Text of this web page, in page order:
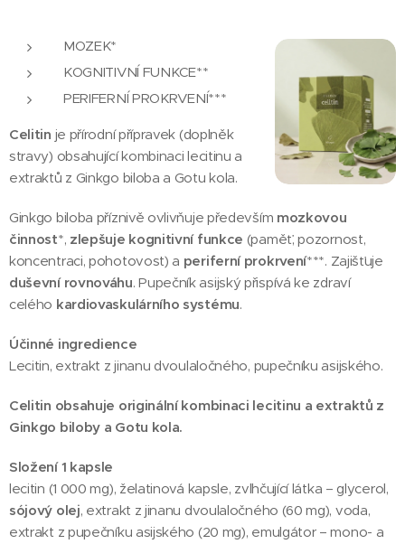
MOZEK*
KOGNITIVNÍ FUNKCE**
PERIFERNÍ PROKRVENÍ***
Celitin je přírodní přípravek (doplněk
stravy) obsahující kombinaci lecitinu a
extraktů z Ginkgo biloba a Gotu kola.
Ginkgo biloba příznivě ovlivňuje především mozkovou
činnost*, zlepšuje kognitivní funkce (paměť, pozornost,
koncentraci, pohotovost) a periferní prokrvení***. Zajišťuje
duševní rovnováhu. Pupečník asijský přispívá ke zdraví
celého kardiovaskulárního systému.
Účinné ingredience
Lecitin, extrakt z jinanu dvoulaločného, pupečníku asijského.
Celitin obsahuje originální kombinaci lecitinu a extraktů z
Ginkgo biloby a Gotu kola.
Složení 1 kapsle
lecitin (1 000 mg), želatinová kapsle, zvlhčující látka – glycerol,
sójový olej, extrakt z jinanu dvoulaločného (60 mg), voda,
extrakt z pupečníku asijského (20 mg), emulgátor – mono- a